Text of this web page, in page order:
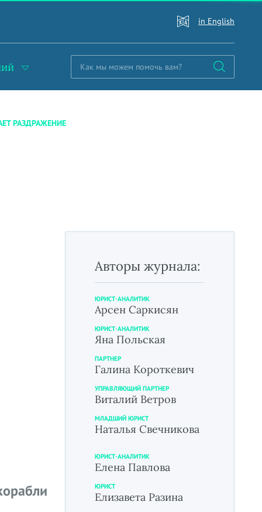
in English
РАЗДРАЖЕНИЕ
Авторы журнала:
ЮРИСТ-АНАЛИТИК
Арсен Саркисян
ЮРИСТ-АНАЛИТИК
Яна Польская
ПАРТНЕР
Галина Короткевич
УПРАВЛЯЮЩИЙ ПАРТНЕР
Виталий Ветров
МЛАДШИЙ ЮРИСТ
Наталья Свечникова
ЮРИСТ-АНАЛИТИК
Елена Павлова
ЮРИСТ
Елизавета Разина